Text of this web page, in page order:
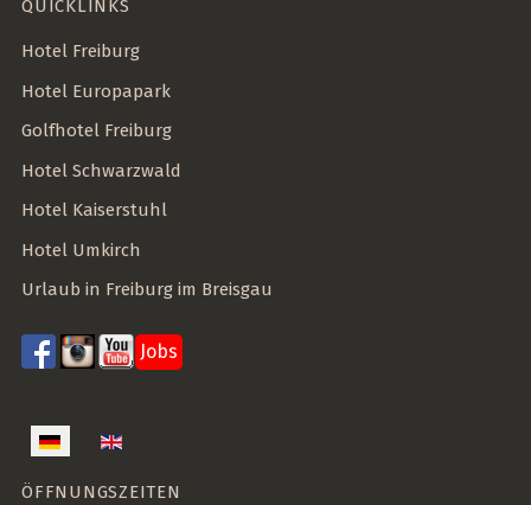
QUICKLINKS
Hotel Freiburg
Hotel Europapark
Golfhotel Freiburg
Hotel Schwarzwald
Hotel Kaiserstuhl
Hotel Umkirch
Urlaub in Freiburg im Breisgau
Jobs
Sprache auswählen
ÖFFNUNGSZEITEN